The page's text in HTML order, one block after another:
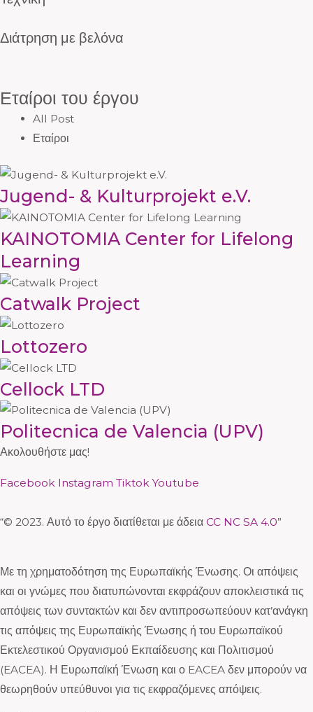
Διάτρηση με βελόνα
Εταίροι του έργου
All Post
Εταίροι
Jugend- & Kulturprojekt e.V.
KAINOTOMIA Center for Lifelong
Learning
Catwalk Project
Lottozero
Cellock LTD
Politecnica de Valencia (UPV)
Ακολουθήστε μας!
Facebook Instagram Tiktok Youtube
“© 2023. Αυτό το έργο διατίθεται με άδεια CC NC SA 4.0”
Με τη χρηματοδότηση της Ευρωπαϊκής Ένωσης. Οι απόψεις
και οι γνώμες που διατυπώνονται εκφράζουν αποκλειστικά τις
απόψεις των συντακτών και δεν αντιπροσωπεύουν κατ’ανάγκη
τις απόψεις της Ευρωπαϊκής Ένωσης ή του Ευρωπαϊκού
Εκτελεστικού Οργανισμού Εκπαίδευσης και Πολιτισμού
(EACEA). Η Ευρωπαϊκή Ένωση και ο EACEA δεν μπορούν να
θεωρηθούν υπεύθυνοι για τις εκφραζόμενες απόψεις.